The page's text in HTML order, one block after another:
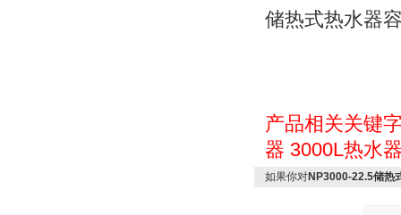
储热式热水器
产品相关关键
器 3000L热水
如果你对NP3000-22.5储热